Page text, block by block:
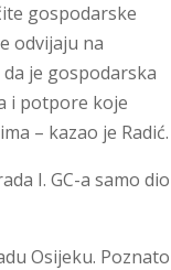
gospodarske
odvijaju na
je gospodarska
i potpore koje
– kazao je Radić.
I. GC-a samo dio
Osijeku. Poznato